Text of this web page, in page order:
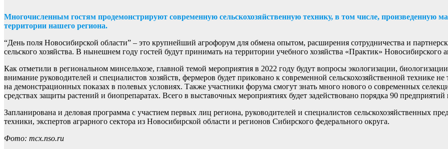
Многочисленным гостям продемонстрируют современную сельскохозяйственную технику, в том числе, произведенную
территории нашего региона.
“День поля Новосибирской области” – это крупнейший агрофорум для обмена опытом, расширения сотрудничества и
сельского хозяйства. В нынешнем году гостей будут принимать на территории учебного хозяйства «Практик» Новосибирского
Как отметили в региональном минсельхозе, главной темой мероприятия в 2022 году будут вопросы экологизации,
внимание руководителей и специалистов хозяйств, фермеров будет приковано к современной сельскохозяйственной технике не
на демонстрационных показах в полевых условиях. Также участники форума смогут знать много нового о современных
средствах защиты растений и биопрепаратах. Всего в выставочных мероприятиях будет задействовано порядка 90 предприятий
Запланирована и деловая программа с участием первых лиц региона, руководителей и специалистов сельскохозяйственных
техники, экспертов аграрного сектора из Новосибирской области и регионов Сибирского федерального округа.
Фото: mcx.nso.ru